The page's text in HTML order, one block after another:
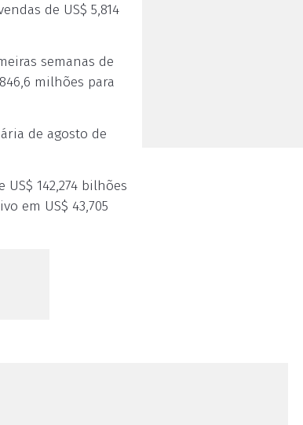
de US$ 5,814
semanas de
milhões para
de agosto de
142,274 bilhões
em US$ 43,705